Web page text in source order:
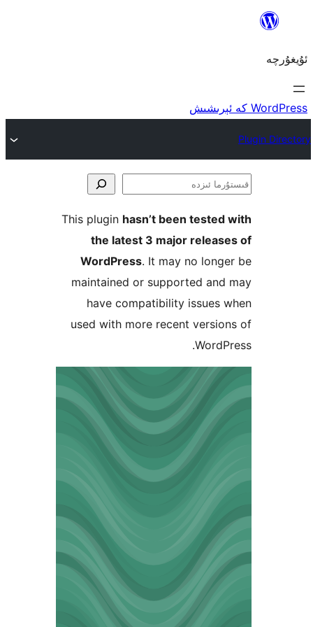
This pluginhasn’t been
the latest 3 major
WordPress . It may no
maintained or supported
have compatibility
used with more recent